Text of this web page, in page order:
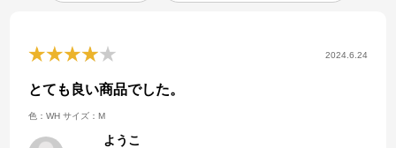
2024.6.24
とても良い商品でした。
色：WH サイズ：M
ようこ